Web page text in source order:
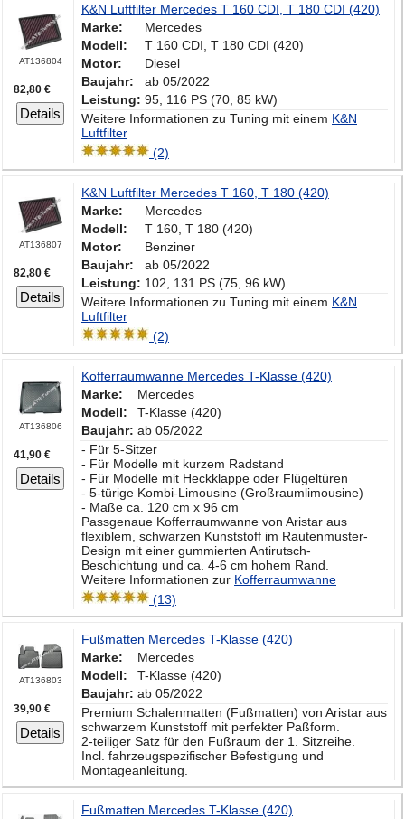
AT136804
82,80 €
Details
K&N Luftfilter Mercedes T 160 CDI, T 180 CDI (420)
Marke:
Mercedes
Modell:
T 160 CDI, T 180 CDI (420)
Motor:
Diesel
Baujahr:
ab 05/2022
Leistung: 95, 116 PS (70, 85 kW)
Weitere Informationen zu Tuning mit einem K&N
Luftfilter
(2)
AT136807
82,80 €
Details
K&N Luftfilter Mercedes T 160, T 180 (420)
Marke:
Mercedes
Modell:
T 160, T 180 (420)
Motor:
Benziner
Baujahr:
ab 05/2022
Leistung: 102, 131 PS (75, 96 kW)
Weitere Informationen zu Tuning mit einem K&N
Luftfilter
(2)
AT136806
41,90 €
Details
Kofferraumwanne Mercedes T-Klasse (420)
Marke:
Mercedes
Modell:
T-Klasse (420)
Baujahr: ab 05/2022
- Für 5-Sitzer
- Für Modelle mit kurzem Radstand
- Für Modelle mit Heckklappe oder Flügeltüren
- 5-türige Kombi-Limousine (Großraumlimousine)
- Maße ca. 120 cm x 96 cm
Passgenaue Kofferraumwanne von Aristar aus
flexiblem, schwarzen Kunststoff im Rautenmuster-
Design mit einer gummierten Antirutsch-
Beschichtung und ca. 4-6 cm hohem Rand.
Weitere Informationen zur Kofferraumwanne
(13)
AT136803
39,90 €
Details
Fußmatten Mercedes T-Klasse (420)
Marke:
Mercedes
Modell:
T-Klasse (420)
Baujahr: ab 05/2022
Premium Schalenmatten (Fußmatten) von Aristar aus
schwarzem Kunststoff mit perfekter Paßform.
2-teiliger Satz für den Fußraum der 1. Sitzreihe.
Incl. fahrzeugspezifischer Befestigung und
Montageanleitung.
Fußmatten Mercedes T-Klasse (420)